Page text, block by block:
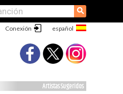
⚲
Conexión
Artistas Sugeridos